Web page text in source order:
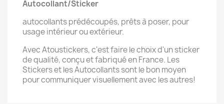
Autocollant/Sticker
autocollants prédécoupés, prêts à poser, pour
usage intérieur ou extérieur.
Avec Atoustickers, c'est faire le choix d'un sticker
de qualité, conçu et fabriqué en France. Les
Stickers et les Autocollants sont le bon moyen
pour communiquer visuellement avec les autres!